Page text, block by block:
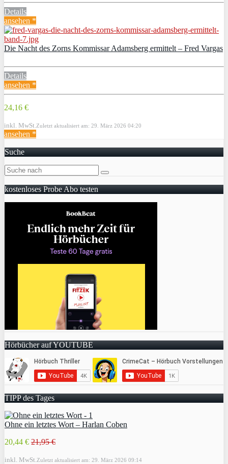
Details
ansehen *
Die Nacht des Zorns Kommissar Adamsberg ermittelt – Fred Vargas
Details
ansehen *
24,16 €
inkl. MwSt. Zuletzt aktualisiert am: 29. März 2026 04:20
ansehen *
Suche
kostenloses Probe Abo testen
Hörbücher auf YOUTUBE
TIPP des Tages
Ohne ein letztes Wort – Harlan Coben
20,44 € 21,95 €
inkl. MwSt. Zuletzt aktualisiert am: 29. März 2026 09:14